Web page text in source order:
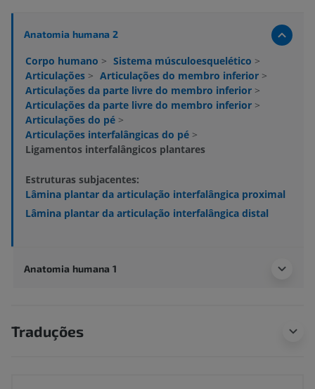
Anatomia humana 2
Corpo humano > Sistema músculoesquelético >
Articulações > Articulações do membro inferior >
Articulações da parte livre do membro inferior >
Articulações da parte livre do membro inferior >
Articulações do pé >
Articulações interfalângicas do pé >
Ligamentos interfalângicos plantares
Estruturas subjacentes:
Lâmina plantar da articulação interfalângica proximal
Lâmina plantar da articulação interfalângica distal
Anatomia humana 1
Traduções